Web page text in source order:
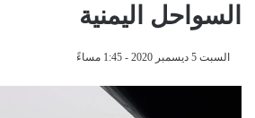
السواحل اليمنية
السبت 5 ديسمبر 2020 - 1:45 مساءً